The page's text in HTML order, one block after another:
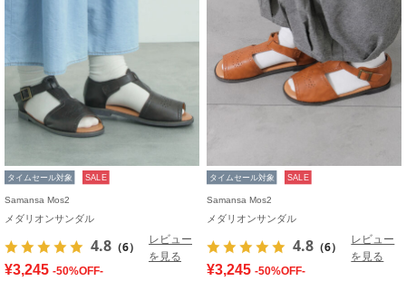
タイムセール対象 SALE
Samansa Mos2
メダリオンサンダル
4.8 （6）
レビュー
を見る
¥3,245 -50%OFF-
タイムセール対象 SALE
Samansa Mos2
メダリオンサンダル
4.8 （6）
レビュー
を見る
¥3,245 -50%OFF-